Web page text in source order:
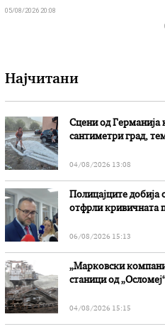
05/08/2026 20:08
Најчитани
Сцени од Германија
сантиметри град,
04/08/2026 13:08
Полицајците добија
отфрли кривичната
06/08/2026 15:13
„Марковски
станици од
04/08/2026 15:15